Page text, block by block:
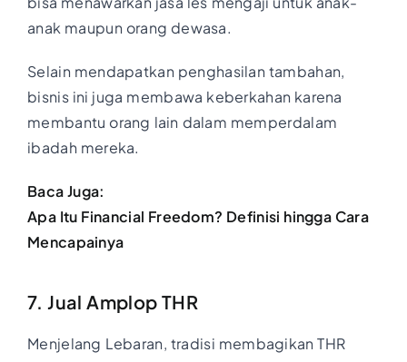
anak maupun orang dewasa.
Selain mendapatkan penghasilan tambahan,
bisnis ini juga membawa keberkahan karena
membantu orang lain dalam memperdalam
ibadah mereka.
Baca Juga:
Apa Itu Financial Freedom? Definisi hingga Cara
Mencapainya
7. Jual Amplop THR
Menjelang Lebaran, tradisi membagikan THR